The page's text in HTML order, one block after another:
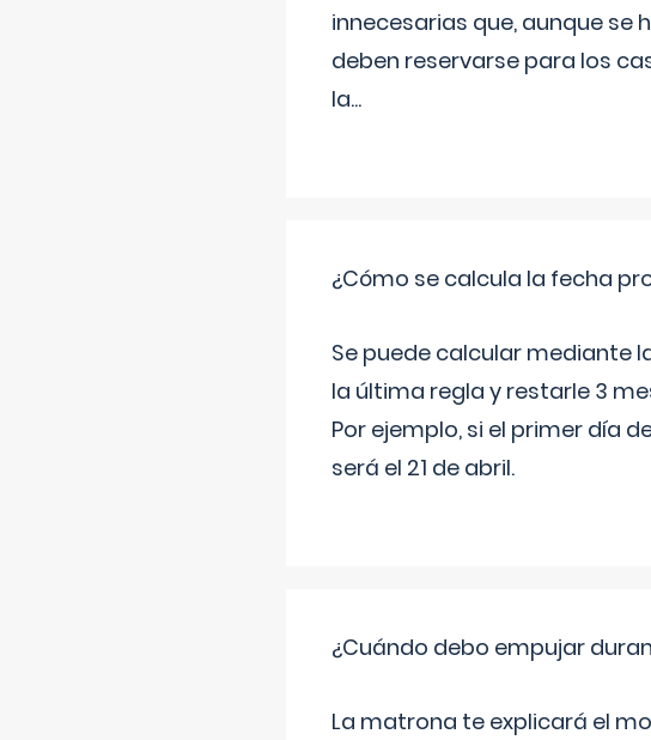
innecesarias que, aunque se
deben reservarse para los
la...
¿Cómo se calcula la fecha
Se puede calcular mediante
la última regla y restarle 3
Por ejemplo, si el primer día
será el 21 de abril.
¿Cuándo debo empujar
La matrona te explicará el